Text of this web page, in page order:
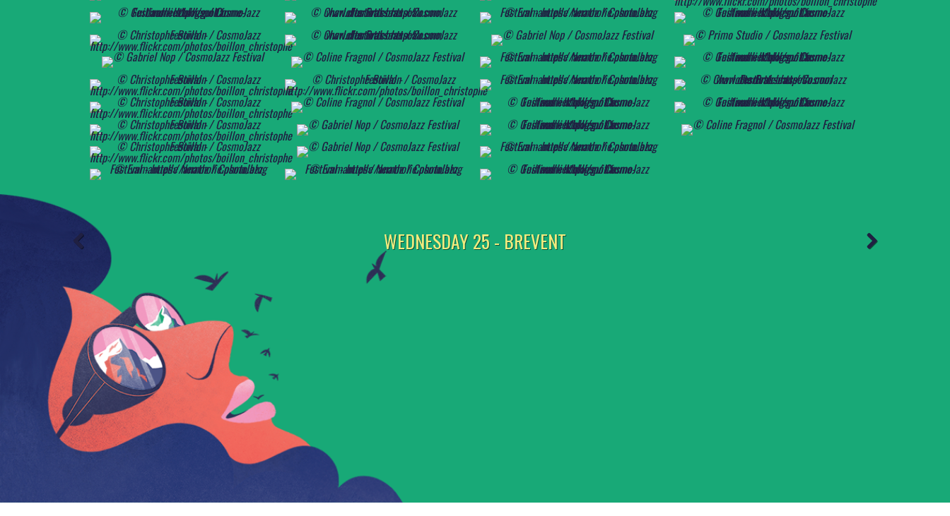
WEDNESDAY 25 - BREVENT